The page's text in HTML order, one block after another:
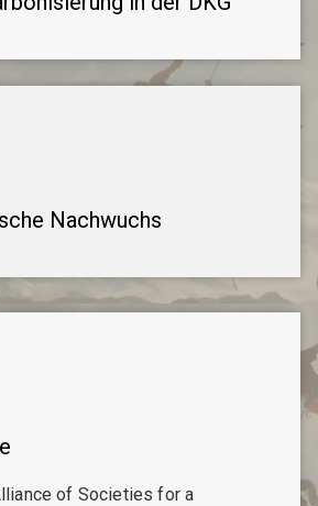
Nachwuchs
of Societies for a